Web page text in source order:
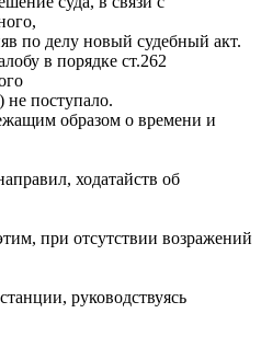
по делу новый судебный акт.
в порядке ст.262
поступало.
образом о времени и
ходатайств об
при отсутствии возражений
руководствуясь